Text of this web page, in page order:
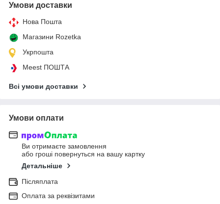
Умови доставки
Нова Пошта
Магазини Rozetka
Укрпошта
Meest ПОШТА
Всі умови доставки
Умови оплати
Ви отримаєте замовлення
або гроші повернуться на вашу картку
Детальніше
Післяплата
Оплата за реквізитами